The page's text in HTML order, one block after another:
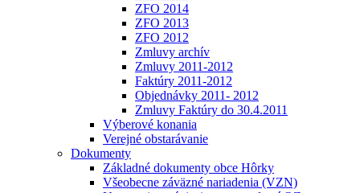
ZFO 2014
ZFO 2013
ZFO 2012
Zmluvy archív
Zmluvy 2011-2012
Faktúry 2011-2012
Objednávky 2011- 2012
Zmluvy Faktúry do 30.4.2011
Výberové konania
Verejné obstarávanie
Dokumenty
Základné dokumenty obce Hôrky
Všeobecne záväzné nariadenia (VZN)